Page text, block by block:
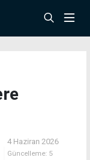
4 Haziran 2026
Güncelleme: 5